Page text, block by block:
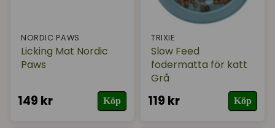
NORDIC PAWS
Licking Mat Nordic
Paws
149 kr Köp
TRIXIE
Slow Feed
fodermatta för katt
Grå
119 kr Köp